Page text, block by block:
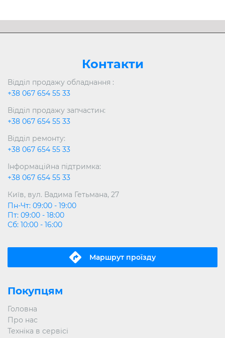
Контакти
Відділ продажу обладнання :
+38 067 654 55 33
Відділ продажу запчастин:
+38 067 654 55 33
Відділ ремонту:
+38 067 654 55 33
Інформаційна підтримка:
+38 067 654 55 33
Київ, вул. Вадима Гетьмана, 27
Пн-Чт: 09:00 - 19:00
Пт: 09:00 - 18:00
Сб: 10:00 - 16:00
Маршрут проїзду
Покупцям
Головна
Про нас
Техніка в сервісі